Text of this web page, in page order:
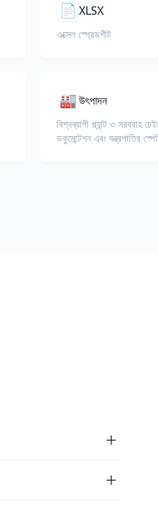
📄 XLSX
এক্সেল স্প্রেডশীট
🏭উৎপাদন
বিশ্বব্যাপী প্ল্যান্ট ও সরবরাহ
ডকুমেন্টেশন এবং যন্ত্রপাতির